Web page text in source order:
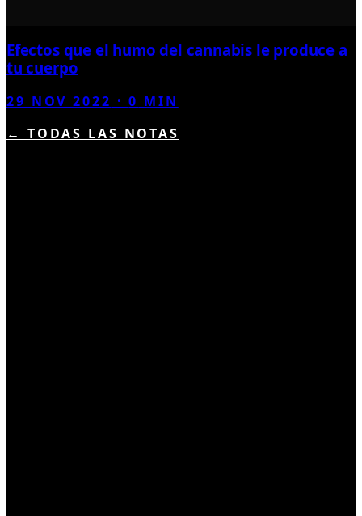
Efectos que el humo del cannabis le produce a
tu cuerpo
29 NOV 2022 ·0 MIN
← TODAS LAS NOTAS